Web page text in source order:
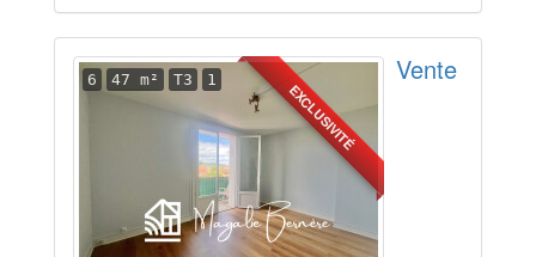
EXCLUSIVITÉ
6 47 m² T3 1 Vente